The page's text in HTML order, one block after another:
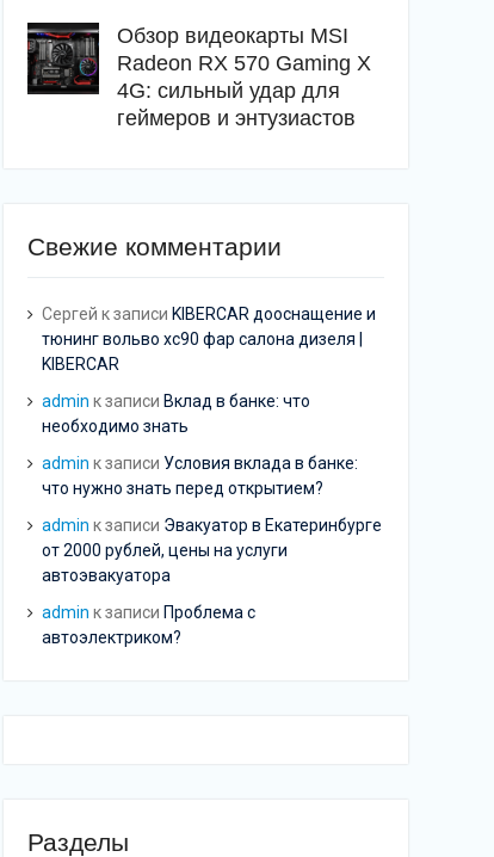
Обзор видеокарты MSI
Radeon RX 570 Gaming X
4G: сильный удар для
геймеров и энтузиастов
Свежие комментарии
Сергей к записи KIBERCAR дооснащение и
тюнинг вольво хс90 фар салона дизеля |
KIBERCAR
admin к записи Вклад в банке: что
необходимо знать
admin к записи Условия вклада в банке:
что нужно знать перед открытием?
admin к записи Эвакуатор в Екатеринбурге
от 2000 рублей, цены на услуги
автоэвакуатора
admin к записи Проблема с
автоэлектриком?
Разделы